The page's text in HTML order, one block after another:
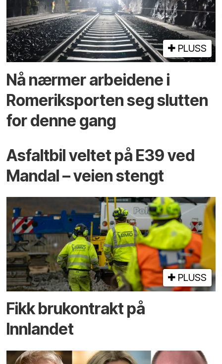
PLUSS
Nå nærmer arbeidene i
Romeriksporten seg slutten
for denne gang
Asfaltbil veltet på E39 ved
Mandal – veien stengt
PLUSS
Fikk brukontrakt på
Innlandet